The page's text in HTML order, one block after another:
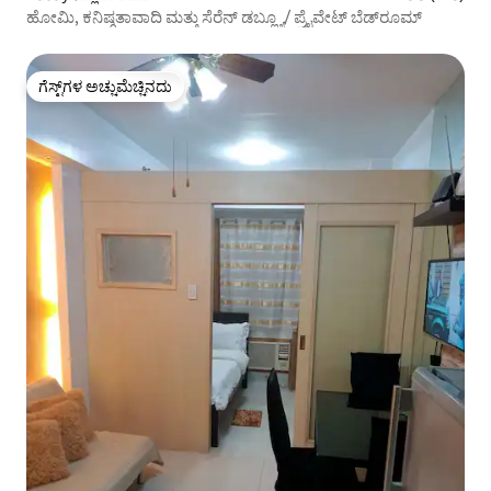
ಹೋಮಿ, ಕನಿಷ್ಠತಾವಾದಿ ಮತ್ತು ಸೆರೆನ್ ಡಬ್ಲ್ಯೂ/ ಪ್ರೈವೇಟ್ ಬೆಡ್‌ರೂಮ್
ಗೆಸ್ಟ್‌ಗಳ ಅಚ್ಚುಮೆಚ್ಚಿನದು
ಗೆಸ್ಟ್‌ಗಳ ಅಚ್ಚುಮೆಚ್ಚಿನದು